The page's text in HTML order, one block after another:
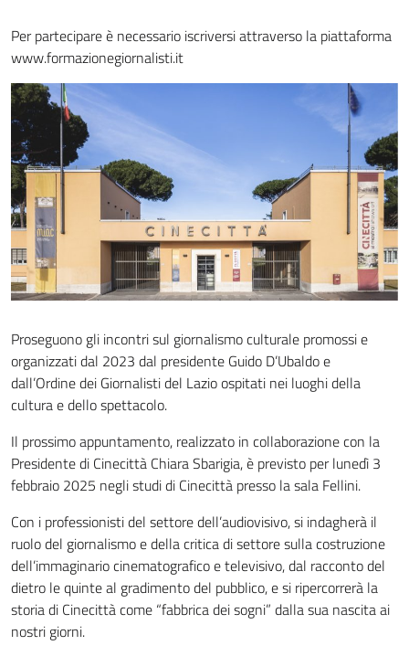
Per partecipare è necessario iscriversi attraverso la piattaforma
www.formazionegiornalisti.it
Proseguono gli incontri sul giornalismo culturale promossi e
organizzati dal 2023 dal presidente Guido D’Ubaldo e
dall’Ordine dei Giornalisti del Lazio ospitati nei luoghi della
cultura e dello spettacolo.
Il prossimo appuntamento, realizzato in collaborazione con la
Presidente di Cinecittà Chiara Sbarigia, è previsto per lunedì 3
febbraio 2025 negli studi di Cinecittà presso la sala Fellini.
Con i professionisti del settore dell’audiovisivo, si indagherà il
ruolo del giornalismo e della critica di settore sulla costruzione
dell’immaginario cinematografico e televisivo, dal racconto del
dietro le quinte al gradimento del pubblico, e si ripercorrerà la
storia di Cinecittà come “fabbrica dei sogni” dalla sua nascita ai
nostri giorni.